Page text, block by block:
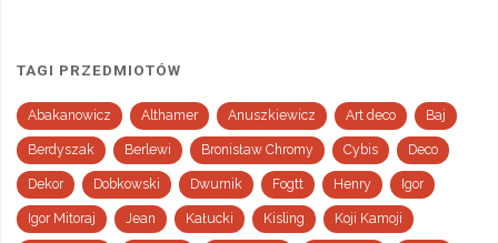
TAGI PRZEDMIOTÓW
Abakanowicz Althamer Anuszkiewicz Art deco Baj
Berdyszak Berlewi Bronisław Chromy Cybis Deco
Dekor Dobkowski Dwurnik Fogtt Henry Igor
Igor Mitoraj Jean Kałucki Kisling Koji Kamoji